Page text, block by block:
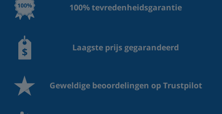
100% tevredenheidsgarantie
Laagste prijs gegarandeerd
Geweldige beoordelingen op Trustpilot